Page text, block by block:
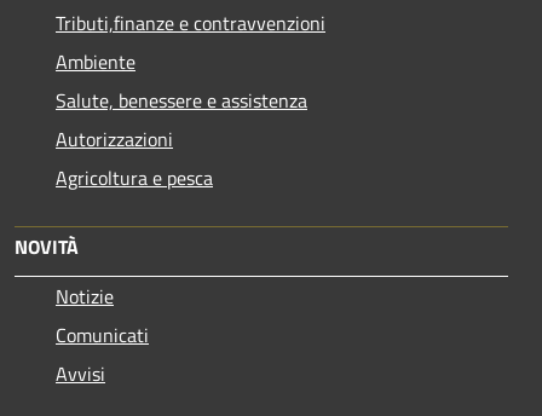
Tributi,finanze e contravvenzioni
Ambiente
Salute, benessere e assistenza
Autorizzazioni
Agricoltura e pesca
NOVITÀ
Notizie
Comunicati
Avvisi